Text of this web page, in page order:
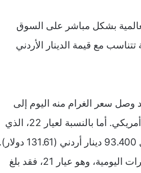
بشكل مباشر على السوق
مع قيمة الدينار الأردني
وقد وصل سعر الغرام منه اليوم إلى
حوالي 101.900 دينار أردني، ما يعادل تقريباً 143.57 دولار أمريكي. أما بالنسبة لعيار 22، الذي
بالانتقال إلى العيار الأكثر شعبية في الأردن لصناعة المجوهرات اليومية، وهو عيار 21، فقد بلغ